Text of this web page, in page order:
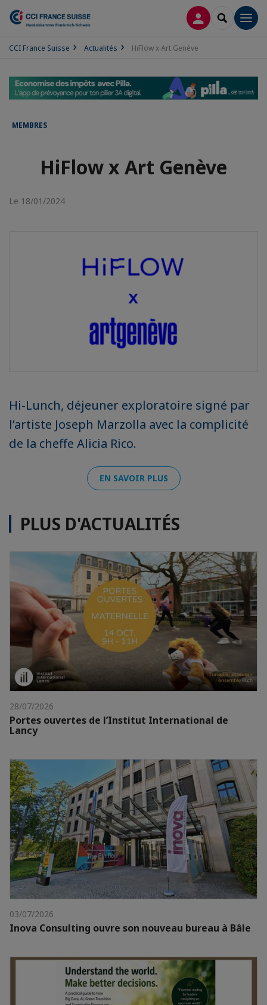
CONNEXION
CCI France Suisse Actualités HiFlow x Art Genève
MEMBRES
HiFlow x Art Genève
Le 18/01/2024
Hi-Lunch, déjeuner exploratoire signé par
l’artiste Joseph Marzolla avec la complicité
de la cheffe Alicia Rico.
EN SAVOIR PLUS
PLUS D'ACTUALITÉS
28/07/2026
Portes ouvertes de l’Institut International de
Lancy
03/07/2026
Inova Consulting ouvre son nouveau bureau à Bâle